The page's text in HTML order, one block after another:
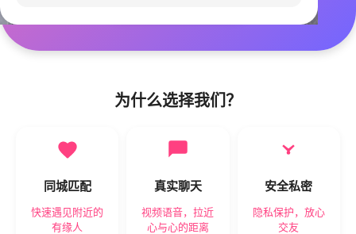
为什么选择我们？
同城匹配
快速遇见附近的
有缘人
真实聊天
视频语音，拉近
心与心的距离
安全私密
隐私保护，放心
交友